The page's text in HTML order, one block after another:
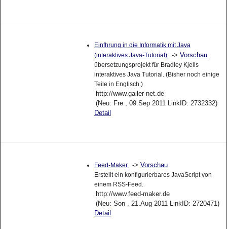
Einfhrung in die Informatik mit Java
(interaktives Java-Tutorial)
-> Vorschau
übersetzungsprojekt für Bradley Kjells
interaktives Java Tutorial. (Bisher noch einige
Teile in Englisch.)
http://www.gailer-net.de
(Neu: Fre , 09.Sep 2011 LinkID: 2732332)
Detail
Feed-Maker -> Vorschau
Erstellt ein konfigurierbares JavaScript von
einem RSS-Feed.
http://www.feed-maker.de
(Neu: Son , 21.Aug 2011 LinkID: 2720471)
Detail